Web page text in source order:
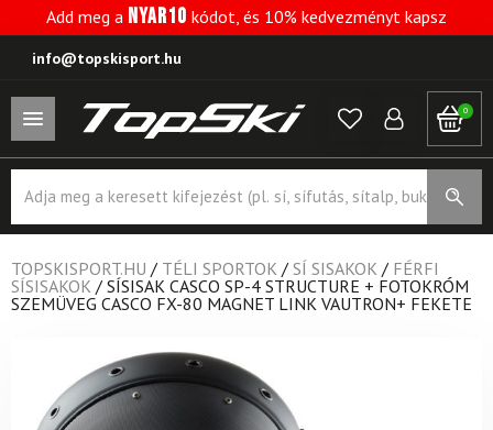
Add meg a NYAR10 kódot, és 10% kedvezményt kapsz
info@topskisport.hu
0
search
TOPSKISPORT.HU / TÉLI SPORTOK / SÍ SISAKOK / FÉRFI
SÍSISAKOK / SÍSISAK CASCO SP-4 STRUCTURE + FOTOKRÓM
SZEMÜVEG CASCO FX-80 MAGNET LINK VAUTRON+ FEKETE